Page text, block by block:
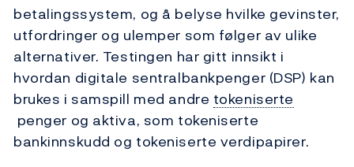
betalingssystem, og å belyse hvilke gevinster,
utfordringer og ulemper som følger av ulike
alternativer. Testingen har gitt innsikt i
hvordan digitale sentralbankpenger (DSP) kan
brukes i samspill med andre tokeniserte
penger og aktiva, som tokeniserte
bankinnskudd og tokeniserte verdipapirer.